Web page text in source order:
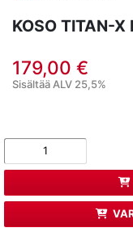
KOSO TITAN-
179,00 €
Sisältää ALV 25,5%